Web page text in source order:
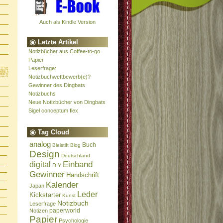
Auch als Kindle Version
Letzte Artikel
Notizbücher aus Coffee-to-go
Papier
Leserfrage:
Notizbuchwettbewerb(e)?
Gewinner des Dingbats
Notizbuchs
Neue Notizbücher von Dingbats
Sigel conceptum flex
Tag Cloud
analog Bleistift Blog Buch
Design Deutschland
digital DIY Einband
Gewinner Handschrift
Japan Kalender
Kickstarter Kunst Leder
Leserfrage Notizbuch
Notizen paperworld
Papier Psychologie